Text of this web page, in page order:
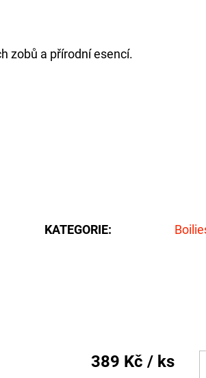
zobů a přírodní esencí.
KATEGORIE:
389 Kč / ks